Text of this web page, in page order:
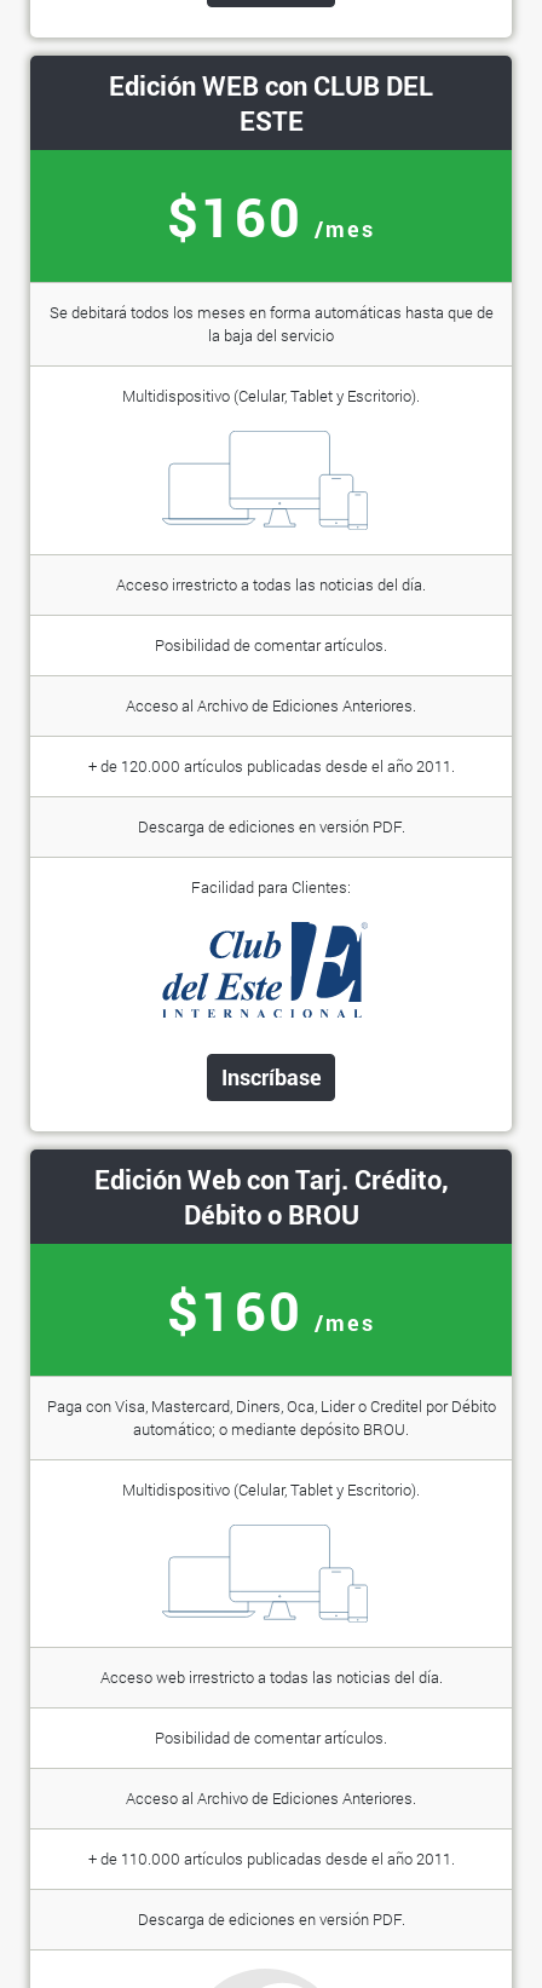
Edición WEB con CLUB DEL
ESTE
$160 /mes
Se debitará todos los meses en forma automáticas hasta que de
la baja del servicio
Multidispositivo (Celular, Tablet y Escritorio).
Acceso irrestricto a todas las noticias del día.
Posibilidad de comentar artículos.
Acceso al Archivo de Ediciones Anteriores.
+ de 120.000 artículos publicadas desde el año 2011.
Descarga de ediciones en versión PDF.
Facilidad para Clientes:
Inscríbase
Edición Web con Tarj. Crédito,
Débito o BROU
$160 /mes
Paga con Visa, Mastercard, Diners, Oca, Lider o Creditel por Débito
automático; o mediante depósito BROU.
Multidispositivo (Celular, Tablet y Escritorio).
Acceso web irrestricto a todas las noticias del día.
Posibilidad de comentar artículos.
Acceso al Archivo de Ediciones Anteriores.
+ de 110.000 artículos publicadas desde el año 2011.
Descarga de ediciones en versión PDF.